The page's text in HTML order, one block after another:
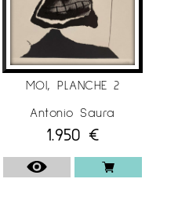
MOI, PLANCHE 2
Antonio Saura
1.950 €